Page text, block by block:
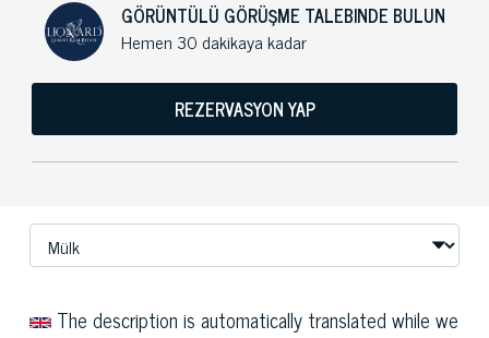
GÖRÜNTÜLÜ GÖRÜŞME TALEBINDE BULUN
Hemen 30 dakikaya kadar
REZERVASYON YAP
The description is automatically translated while we